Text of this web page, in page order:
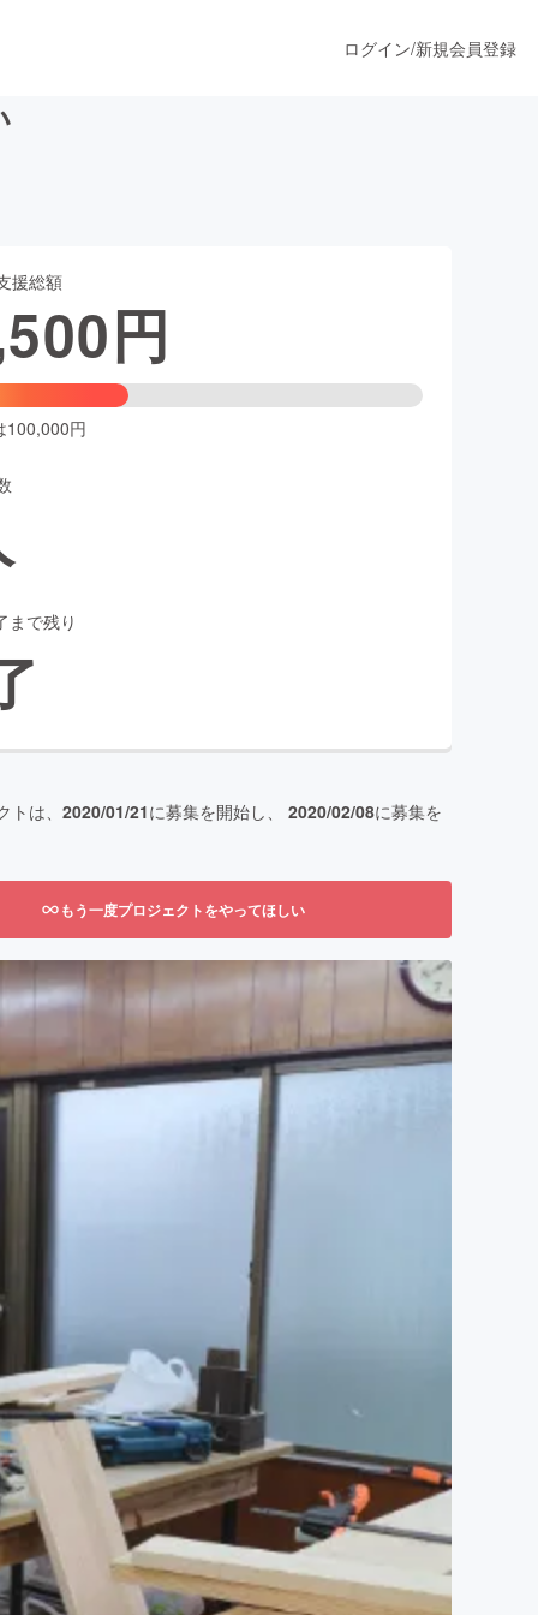
ファッション
ログイン/新規会員登録
援総額
円
100,000円
まで残り
は、 2020/01/21に募集を開始し、 2020/02/08に募集を
もう一度プロジェクトをやってほしい